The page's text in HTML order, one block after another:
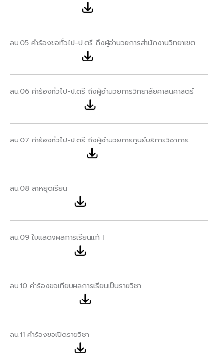
ลน.05 คำร้องขอทั่วไป-ป.ตรี ถึงผู้อำนวยการสำนักงานวิทยาเขต
ลน.06 คำร้องทั่วไป-ป.ตรี ถึงผู้อำนวยการวิทยาลัยศาสนศาสตร์
ลน.07 คำร้องทั่วไป-ป.ตรี ถึงผู้อำนวยการศูนย์บริการวิชาการ
ลน.08 ลาหยุดเรียน
ลน.09 ใบแสดงผลการเรียนแก้ I
ลน.10 คำร้องขอเทียบผลการเรียนเป็นรายวิชา
ลน.11 คำร้องขอเปิดรายวิชา